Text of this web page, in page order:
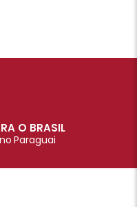
O BRASIL
Paraguai